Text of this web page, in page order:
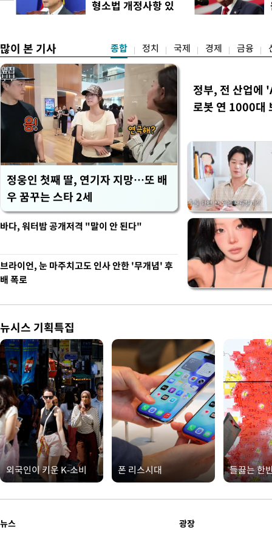
스피200을 기초자산으로
형소법 개정사항 있
많이 본 기사 종합 정치 국제 경제 금융
정웅인 첫째 딸, 연기자 지망…또 배
우 꿈꾸는 스타 2세
정부, 전 산업
로봇 연 1000대
바다, 워터밤 공개저격 "말이 안 된다"
브라이언, 눈 마주치고도 인사 안한 '무개념' 후
배 폭로
뉴시스 기획특집
외국인이 키운 K-소비 폰 리스시대 들끓는 한
뉴스 광장